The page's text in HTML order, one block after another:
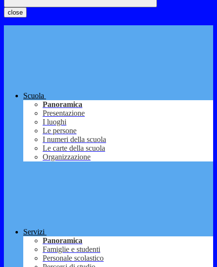
close
Scuola
Panoramica
Presentazione
I luoghi
Le persone
I numeri della scuola
Le carte della scuola
Organizzazione
Servizi
Panoramica
Famiglie e studenti
Personale scolastico